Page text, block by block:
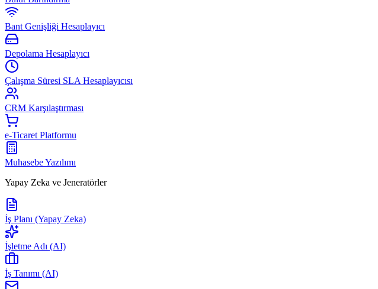
Bant Genişliği Hesaplayıcı
Depolama Hesaplayıcı
Çalışma Süresi SLA Hesaplayıcısı
CRM Karşılaştırması
e-Ticaret Platformu
Muhasebe Yazılımı
Yapay Zeka ve Jeneratörler
İş Planı (Yapay Zeka)
İşletme Adı (AI)
İş Tanımı (AI)